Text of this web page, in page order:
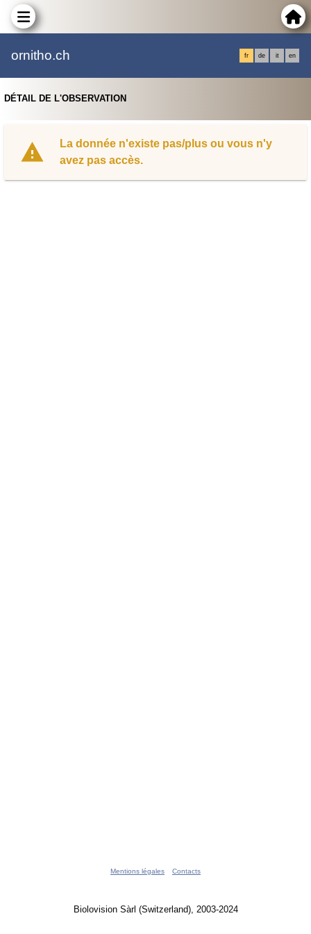
ornitho.ch fr de it en
DÉTAIL DE L'OBSERVATION
La donnée n'existe pas/plus ou vous n'y
avez pas accès.
Mentions légales Contacts
Biolovision Sàrl (Switzerland), 2003-2024